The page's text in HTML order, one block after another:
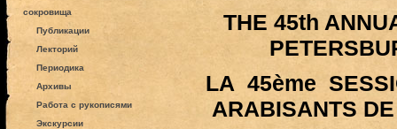
сокровища
Публикации
Лекторий
Периодика
Архивы
Работа с рукописями
Экскурсии
THE 45th
LA 45ème
ARABISANTS